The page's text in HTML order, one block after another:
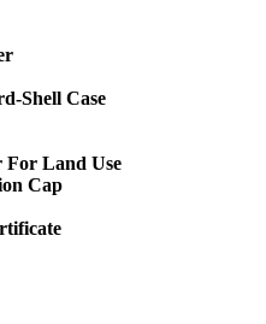
Shell Case
For Land Use
Cap